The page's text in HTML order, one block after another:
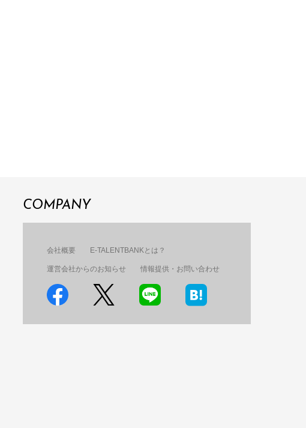
COMPANY
会社概要 E-TALENTBANKとは？
運営会社からのお知らせ 情報提供・お問い合わせ